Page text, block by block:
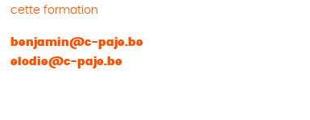
cette formation
benjamin@c-paje.be
elodie@c-paje.be